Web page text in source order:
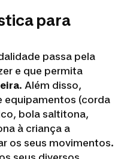
para
passa pela
e que permita
. Além disso,
equipamentos (corda
bola saltitona,
à criança a
os seus movimentos.